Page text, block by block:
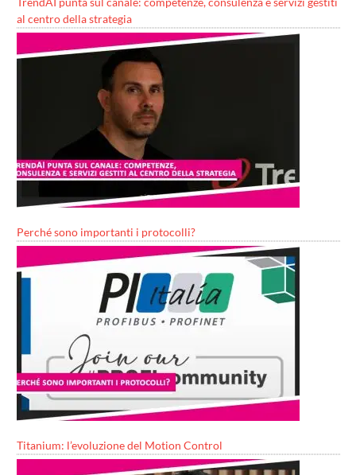
al centro della strategia
Perché sono importanti i protocolli?
Titanium: l’evoluzione del Motion Control